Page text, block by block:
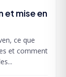
mise en
ce que
et comment